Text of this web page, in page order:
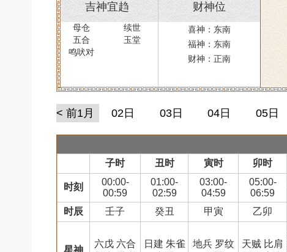
吉神宜趋
母仓
续世
五合
玉堂
鸣吠对
财神位
喜神：东南
福神：东南
财神：正南
< 前1月 02日 03日 04日 05日
子时 丑时 寅时 卯时
时刻
00:00-
00:59
01:00-
02:59
03:00-
04:59
05:00-
06:59
时辰 壬子 癸丑 甲寅 乙卯
星神
六戊 六合
日建 朱雀
地兵 罗纹
天贼 比肩